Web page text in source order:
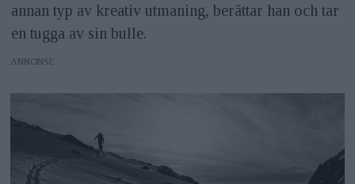
annan typ av kreativ utmaning, berättar han och tar
en tugga av sin bulle.
ANNONS